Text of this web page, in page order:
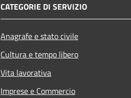
CATEGORIE DI SERVIZIO
Anagrafe e stato civile
Cultura e tempo libero
Vita lavorativa
Imprese e Commercio